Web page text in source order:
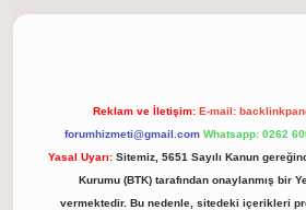
Reklam ve İletişim: E-mail:
forumhizmeti@gmail.com Whatsapp: 0262
Yasal Uyarı: Sitemiz, 5651 Sayılı Kanun
Kurumu (BTK) tarafından onaylanmış bir
vermektedir. Bu nedenle, sitedeki içerikleri